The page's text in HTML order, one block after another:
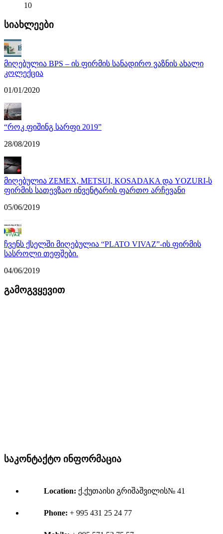
10
სიახლეები
მიღებულია BPS – ის ფირმის სანადირო ვაზნის ახალი
კოლექცია
01/01/2020
“როკ ფიშინგ სარფი 2019”
28/08/2019
მიღებულია ZEMEX, METSUI, KOSADAKA და YOZURI-ს
ფირმის სათევზაო ინვენტარის ფართო არჩევანი
05/06/2019
ჩვენს ქსელში მიღებულია “PLATO VIVAZ”-ის ფირმის
სასროლი თეფშები.
04/06/2019
გამოგვყევით
საკონტაქტო ინფორმაცია
Location: ქ.ქუთაისი გრიშაშვილის№ 41
Phone: + 995 431 25 24 77